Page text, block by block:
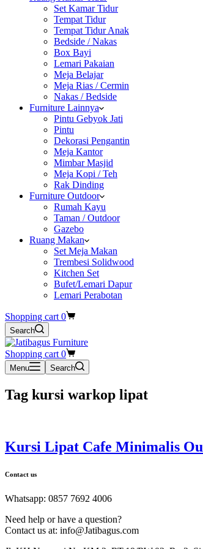
Set Kamar Tidur
Tempat Tidur
Tempat Tidur Anak
Bedside / Nakas
Box Bayi
Lemari Pakaian
Meja Belajar
Meja Rias / Cermin
Nakas / Bedside
Furniture Lainnya
Pintu Gebyok Jati
Pintu
Dekorasi Pengantin
Meja Kantor
Mimbar Masjid
Meja Kopi / Teh
Rak Dinding
Furniture Outdoor
Rumah Kayu
Taman / Outdoor
Gazebo
Ruang Makan
Set Meja Makan
Trembesi Solidwood
Kitchen Set
Bufet/Lemari Dapur
Lemari Perabotan
Shopping cart 0
Search
Shopping cart 0
Menu Search
Tag kursi warkop lipat
Kursi Lipat Cafe Minimalis
Contact us
Whatsapp: 0857 7692 4006
Need help or have a question?
Contact us at: info@Jatibagus.com